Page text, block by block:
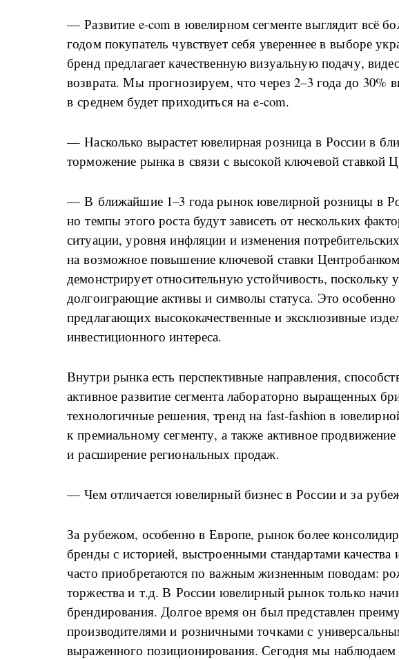
— Развитие e-com в ювелирном сегменте выглядит всё
годом покупатель чувствует себя увереннее в выборе
бренд предлагает качественную визуальную подачу,
возврата. Мы прогнозируем, что через 2–3 года до 30%
в среднем будет приходиться на e-com.
— Насколько вырастет ювелирная розница в России в
торможение рынка в связи с высокой ключевой ставкой
— В ближайшие 1–3 года рынок ювелирной розницы в
но темпы этого роста будут зависеть от нескольких
ситуации, уровня инфляции и изменения
на возможное повышение ключевой ставки
демонстрирует относительную устойчивость,
долгоиграющие активы и символы статуса. Это особенно
предлагающих высококачественные и эксклюзивные
инвестиционного интереса.
Внутри рынка есть перспективные направления,
активное развитие сегмента лабораторно выращенных
технологичные решения, тренд на fast-fashion в
к премиальному сегменту, а также активное
и расширение региональных продаж.
— Чем отличается ювелирный бизнес в России и за
За рубежом, особенно в Европе, рынок более
бренды с историей, выстроенными стандартами
часто приобретаются по важным жизненным поводам:
торжества и т.д. В России ювелирный рынок только
брендирования. Долгое время он был представлен
производителями и розничными точками с
выраженного позиционирования. Сегодня мы